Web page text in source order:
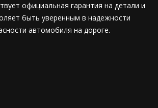
официальная гарантия на детали и
быть уверенным в надежности
автомобиля на дороге.